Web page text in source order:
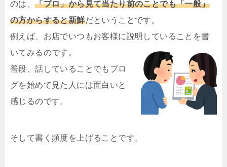
のは、「プロ」から見て当たり前のことでも「一般」
の方からすると新鮮だということです。
例えば、お店でいつもお客様に説明していることを書
いてみるのです。
普段、話していることでもブロ
グを始めて見た人には面白いと
感じるのです。
そして書く頻度を上げることです。